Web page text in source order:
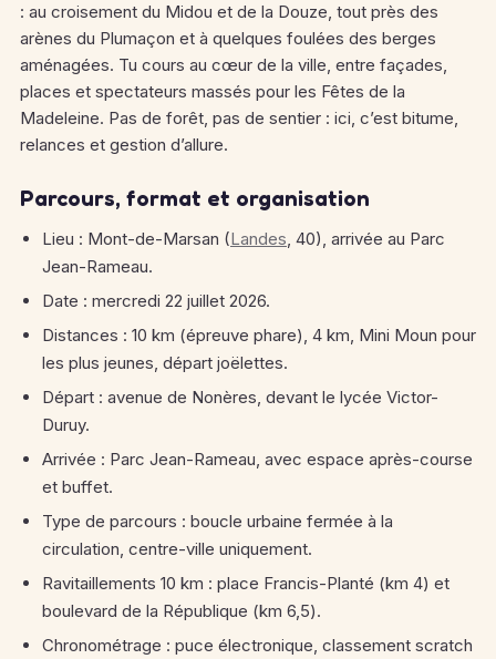
: au croisement du Midou et de la Douze, tout près des
arènes du Plumaçon et à quelques foulées des berges
aménagées. Tu cours au cœur de la ville, entre façades,
places et spectateurs massés pour les Fêtes de la
Madeleine. Pas de forêt, pas de sentier : ici, c’est bitume,
relances et gestion d’allure.
Parcours, format et organisation
Lieu : Mont-de-Marsan (Landes, 40), arrivée au Parc
Jean-Rameau.
Date : mercredi 22 juillet 2026.
Distances : 10 km (épreuve phare), 4 km, Mini Moun pour
les plus jeunes, départ joëlettes.
Départ : avenue de Nonères, devant le lycée Victor-
Duruy.
Arrivée : Parc Jean-Rameau, avec espace après-course
et buffet.
Type de parcours : boucle urbaine fermée à la
circulation, centre-ville uniquement.
Ravitaillements 10 km : place Francis-Planté (km 4) et
boulevard de la République (km 6,5).
Chronométrage : puce électronique, classement scratch